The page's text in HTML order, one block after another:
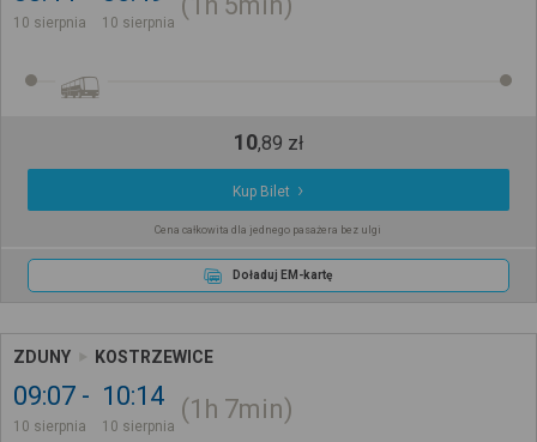
10 sierpnia 10 sierpnia
10,89 zł
Kup Bilet
Cena całkowita dla jednego pasażera bez ulgi
Doładuj EM-kartę
ZDUNY KOSTRZEWICE
09:07
10 sierpnia
10:14
10 sierpnia
1h 7min